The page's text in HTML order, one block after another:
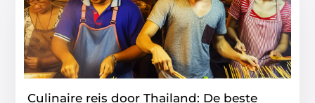
Culinaire reis door Thailand: De beste